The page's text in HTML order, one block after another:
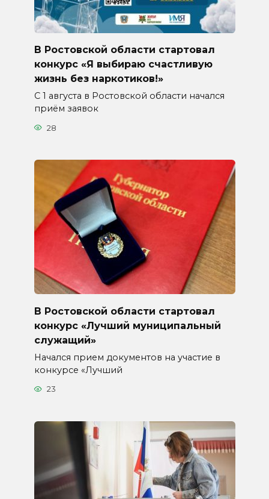
В Ростовской области стартовал
конкурс «Я выбираю счастливую
жизнь без наркотиков!»
С 1 августа в Ростовской области начался
приём заявок
28
В Ростовской области стартовал
конкурс «Лучший муниципальный
служащий»
Начался прием документов на участие в
конкурсе «Лучший
23